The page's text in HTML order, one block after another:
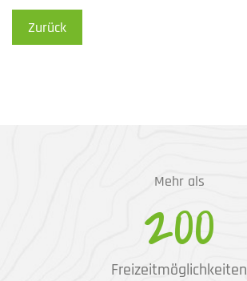
Zurück
Mehr als
200
Freizeitmöglichkeiten